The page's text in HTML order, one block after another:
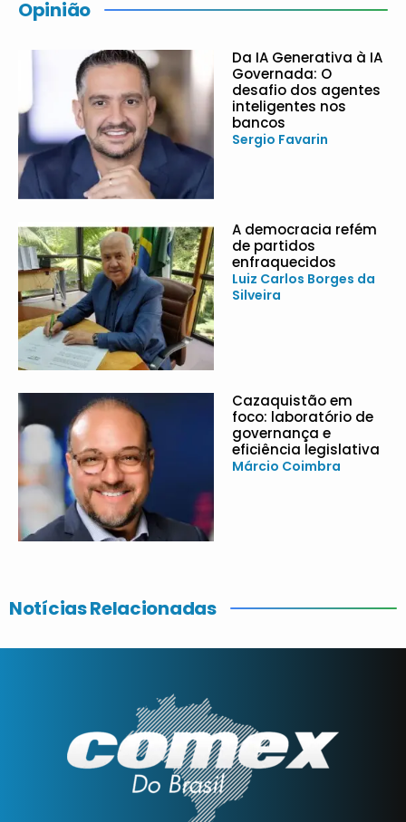
Opinião
Da IA Generativa à IA
Governada: O
desafio dos agentes
inteligentes nos
bancos
Sergio Favarin
A democracia refém
de partidos
enfraquecidos
Luiz Carlos Borges da
Silveira
Cazaquistão em
foco: laboratório de
governança e
eficiência legislativa
Márcio Coimbra
Notícias Relacionadas